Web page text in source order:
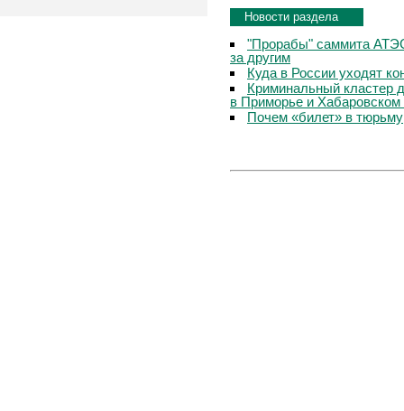
Новости раздела
"Прорабы" саммита
за другим
Куда в России уходят
Криминальный кластер
в Приморье и Хабаровском
Почем «билет» в тюрьму